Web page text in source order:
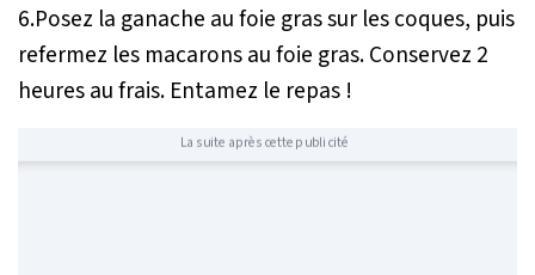
6.Posez la ganache au foie gras sur les coques, puis
refermez les macarons au foie gras. Conservez 2
heures au frais. Entamez le repas !
La suite après cette publicité